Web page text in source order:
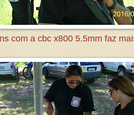
com a cbc x800 5.5mm faz